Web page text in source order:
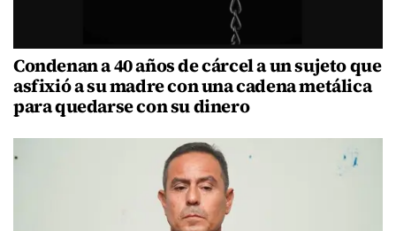
Condenan a 40 años de cárcel a un sujeto que
asfixió a su madre con una cadena metálica
para quedarse con su dinero